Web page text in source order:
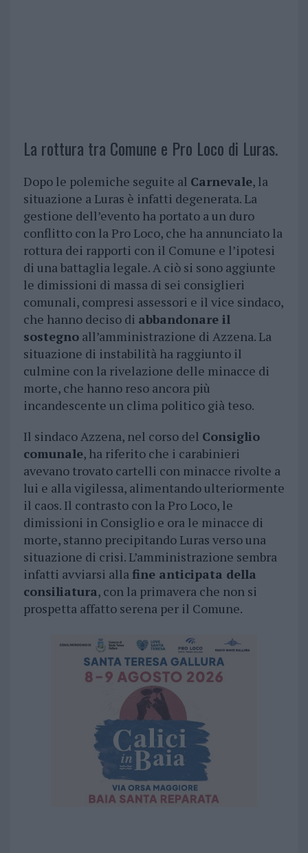
La rottura tra Comune e Pro Loco di Luras.
Dopo le polemiche seguite al Carnevale, la
situazione a Luras è infatti degenerata. La
gestione dell’evento ha portato a un duro
conflitto con la Pro Loco, che ha annunciato la
rottura dei rapporti con il Comune e l’ipotesi
di una battaglia legale. A ciò si sono aggiunte
le dimissioni di massa di sei consiglieri
comunali, compresi assessori e il vice sindaco,
che hanno deciso di abbandonare il
sostegnoall’amministrazione di Azzena. La
situazione di instabilità ha raggiunto il
culmine con la rivelazione delle minacce di
morte, che hanno reso ancora più
incandescente un clima politico già teso.
Il sindaco Azzena, nel corso del Consiglio
comunale, ha riferito che i carabinieri
avevano trovato cartelli con minacce rivolte a
lui e alla vigilessa, alimentando ulteriormente
il caos. Il contrasto con la Pro Loco, le
dimissioni in Consiglio e ora le minacce di
morte, stanno precipitando Luras verso una
situazione di crisi. L’amministrazione sembra
infatti avviarsi allafine anticipata della
consiliatura, con la primavera che non si
prospetta affatto serena per il Comune.